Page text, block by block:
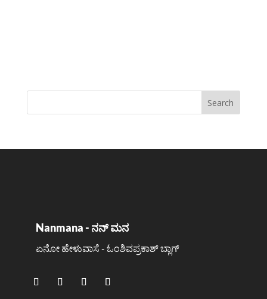
Nanmana - ನನ್ ಮನ
ಏನೋ ಹೇಳುವಾಸೆ - ಓಂಶಿವಪ್ರಕಾಶ್ ಬ್ಲಾಗ್